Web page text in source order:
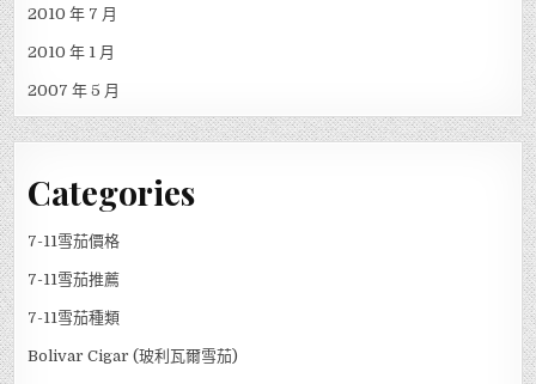
2010 年 7 月
2010 年 1 月
2007 年 5 月
Categories
7-11雪茄價格
7-11雪茄推薦
7-11雪茄種類
Bolivar Cigar (玻利瓦爾雪茄)